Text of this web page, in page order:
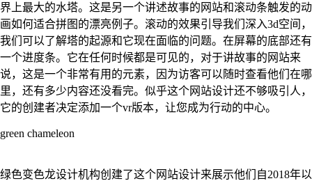
界上最大的水塔。这是另一个讲述故事的网站和滚动条触发的动
画如何适合拼图的漂亮例子。滚动的效果引导我们深入3d空间，
我们可以了解塔的起源和它现在面临的问题。在屏幕的底部还有
一个进度条。它在任何时候都是可见的，对于讲故事的网站来
说，这是一个非常有用的元素，因为访客可以随时查看他们在哪
里，还有多少内容还没看完。似乎这个网站设计还不够吸引人，
它的创建者决定添加一个vr版本，让您成为行动的中心。
green chameleon
绿色变色龙设计机构创建了这个网站设计来展示他们自2018年以